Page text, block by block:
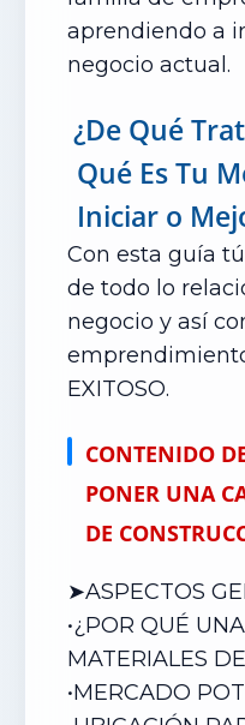
aprendiendo a
negocio actual.
¿De Qué
Qué Es Tu
Iniciar o
Con esta guía
de todo lo
negocio y así
EXITOSO.
CONTENIDO
PONER UNA
DE
➤ASPECTOS
•¿POR QUÉ
MATERIALES
•MERCADO